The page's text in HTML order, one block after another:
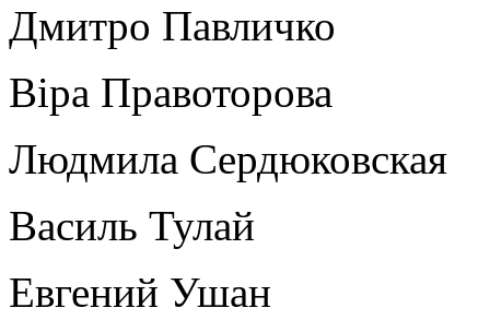
Дмитро Павличко
Віра Правоторова
Людмила Сердюковская
Василь Тулай
Евгений Ушан